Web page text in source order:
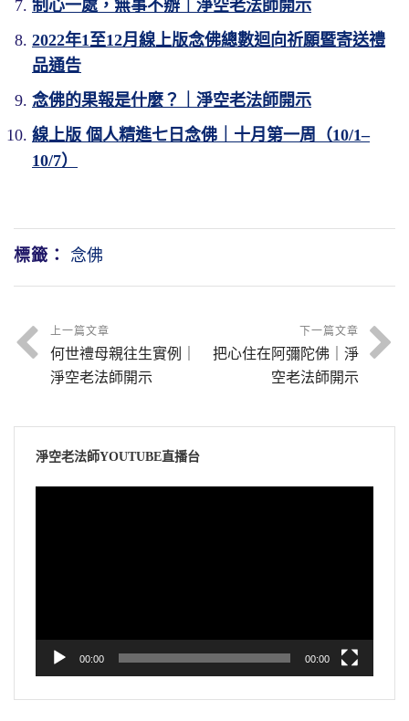
制心一處，無事不辦｜淨空老法師開示
2022年1至12月線上版念佛總數迴向祈願暨寄送禮
品通告
念佛的果報是什麼？｜淨空老法師開示
線上版 個人精進七日念佛｜十月第一周（10/1‒
10/7）
標籤： 念佛
上一篇文章
何世禮母親往生實例｜
淨空老法師開示
下一篇文章
把心住在阿彌陀佛｜淨
空老法師開示
淨空老法師YOUTUBE直播台
00:00 00:00